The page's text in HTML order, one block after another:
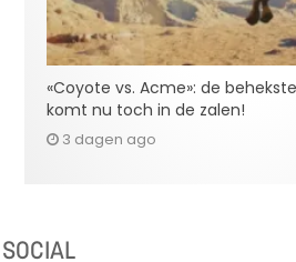
«Coyote vs. Acme»: de
komt nu toch in de zalen!
3 dagen ago
SOCIAL